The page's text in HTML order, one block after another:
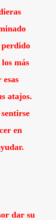
más
atajos.
en
dar su